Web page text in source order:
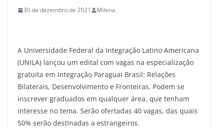
30 de dezembro de 2021 Milena
A Universidade Federal da Integração Latino Americana
(UNILA) lançou um edital com vagas na especialização
gratuita em Integração Paraguai Brasil: Relações
Bilaterais, Desenvolvimento e Fronteiras. Podem se
inscrever graduados em qualquer área, que tenham
interesse no tema. Serão ofertadas 40 vagas, das quais
50% serão destinadas a estrangeiros.